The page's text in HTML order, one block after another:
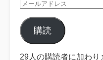
メ
ル
ア
ド
レ
購読
29人の購読者に加わり